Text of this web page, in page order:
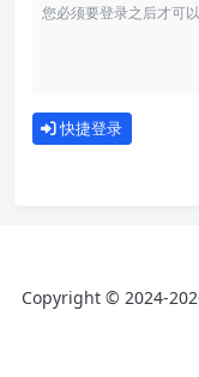
快捷登录
Copyright © 2024-